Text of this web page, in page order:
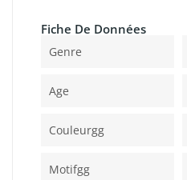
Fiche De Données
Genre
Age
Couleurgg
Motifgg